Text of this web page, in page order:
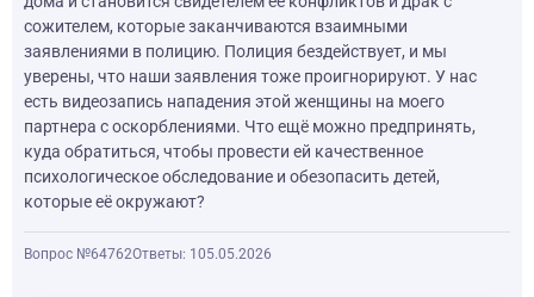
сожителем, которые заканчиваются взаимными
заявлениями в полицию. Полиция бездействует, и мы
уверены, что наши заявления тоже проигнорируют. У нас
есть видеозапись нападения этой женщины на моего
партнера с оскорблениями. Что ещё можно предпринять,
куда обратиться, чтобы провести ей качественное
психологическое обследование и обезопасить детей,
которые её окружают?
Вопрос №64762Ответы: 1 05.05.2026